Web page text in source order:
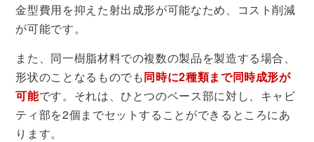
金型費用を抑えた射出成形が可能なため、コスト削減
が可能です。
また、同一樹脂材料での複数の製品を製造する場合、
形状のことなるものでも同時に2種類まで同時成形が
可能です。それは、ひとつのベース部に対し、キャビ
ティ部を2個までセットすることができるところにあ
ります。